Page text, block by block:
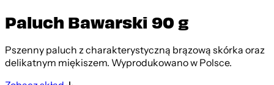
Paluch Bawarski 90 g
Pszenny paluch z charakterystyczną brązową skórka oraz
delikatnym miękiszem. Wyprodukowano w Polsce.